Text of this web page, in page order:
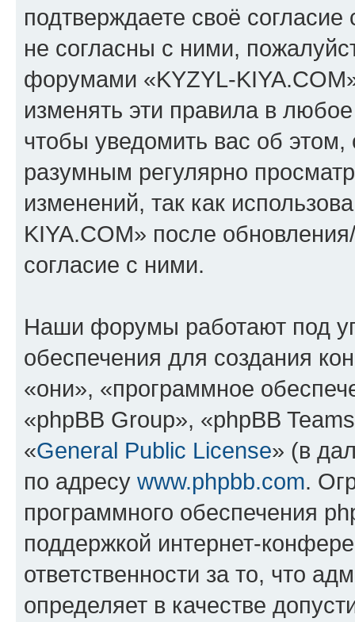
подтверждаете своё
не согласны с ними,
форумами «KYZYL-
изменять эти правила в
чтобы уведомить вас об
разумным регулярно
изменений, так как
KIYA.COM» после
согласие с ними.
Наши форумы работают под
обеспечения для создания
«они», «программное
«phpBB Group», «phpBB
«General Public License» (в
по адресу www.phpbb.com.
программного обеспечения
поддержкой интернет-
ответственности за то, что
определяет в качестве